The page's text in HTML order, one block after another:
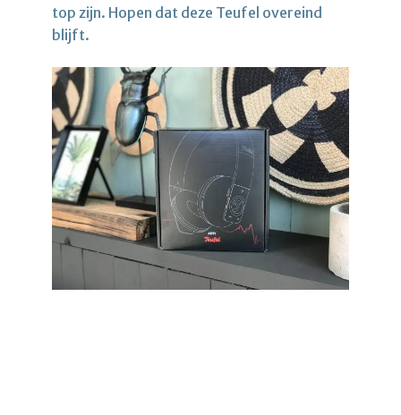
top zijn. Hopen dat deze Teufel overeind
blijft.